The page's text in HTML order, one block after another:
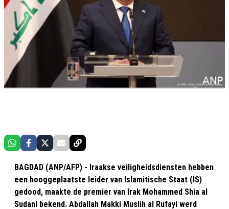
BAGDAD (ANP/AFP) - Iraakse veiligheidsdiensten hebben
een hooggeplaatste leider van Islamitische Staat (IS)
gedood, maakte de premier van Irak Mohammed Shia al
Sudani bekend. Abdallah Makki Muslih al Rufayi werd